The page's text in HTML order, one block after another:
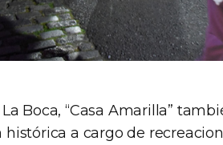
Boca, “Casa Amarilla”
a cargo de